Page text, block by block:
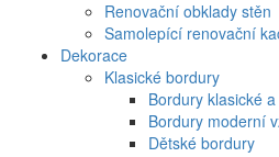
Renovační obklady stěn
Samolepící renovační
Dekorace
Klasické bordury
Bordury klasické
Bordury moderní
Dětské bordury